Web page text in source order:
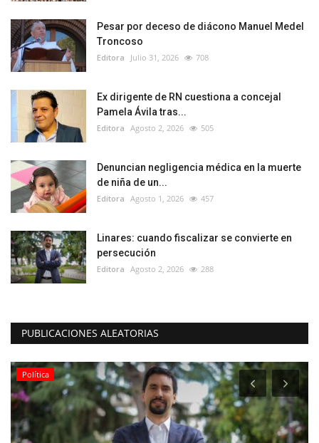
Pesar por deceso de diácono Manuel Medel
Troncoso
Editora Julio 31, 2026 708
Ex dirigente de RN cuestiona a concejal
Pamela Ávila tras...
Editora Agosto 2, 2026 505
Denuncian negligencia médica en la muerte
de niña de un...
Editora Agosto 1, 2026 457
Linares: cuando fiscalizar se convierte en
persecución
Editora Agosto 2, 2026 288
PUBLICACIONES ALEATORIAS
Política